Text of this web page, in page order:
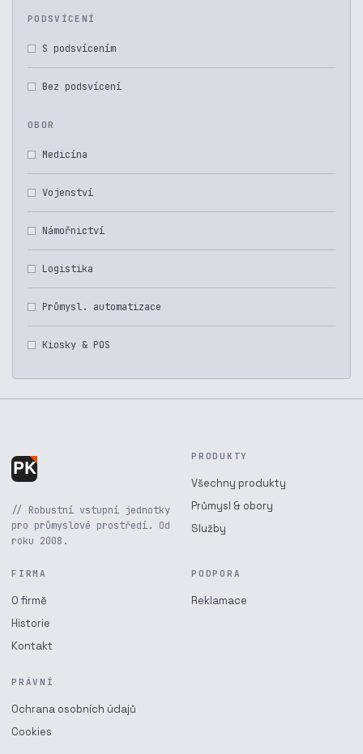
PODSVÍCENÍ
S podsvícením
Bez podsvícení
OBOR
Medicína
Vojenství
Námořnictví
Logistika
Průmysl. automatizace
Kiosky & POS
// Robustní vstupní jednotky
pro průmyslové prostředí. Od
roku 2008.
PRODUKTY
Všechny produkty
Průmysl & obory
Služby
FIRMA
O firmě
Historie
Kontakt
PODPORA
Reklamace
PRÁVNÍ
Ochrana osobních údajů
Cookies